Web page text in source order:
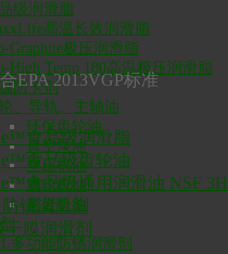
级润滑脂
高温长效润滑脂
Graphite极压润滑脂
High Temp 180高温极压润滑脂
防卡剂
、导轨、主轴油
环保齿轮油
真空泵油
空压机油
涡轮机油
凿岩机油
多功能防锈润滑剂
EPA 2013VGP标准
食品级润滑脂
食品级齿轮油
食品级通用润滑油 NSF 3H
锈润滑剂
膜润滑剂